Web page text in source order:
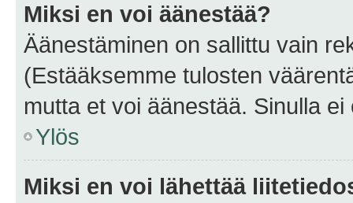
Miksi en voi äänestää?
Äänestäminen on sallittu vain
(Estääksemme tulosten
mutta et voi äänestää. Sinulla
Ylös
Miksi en voi lähettää